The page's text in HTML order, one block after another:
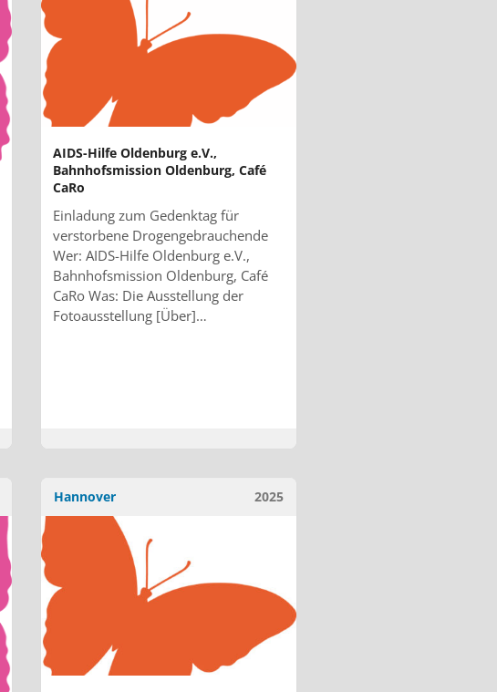
AIDS-Hilfe Oldenburg e.V.,
Bahnhofsmission Oldenburg, Café
CaRo
Einladung zum Gedenktag für
verstorbene Drogengebrauchende
Wer: AIDS-Hilfe Oldenburg e.V.,
Bahnhofsmission Oldenburg, Café
CaRo Was: Die Ausstellung der
Fotoausstellung [Über]…
2025
Hannover